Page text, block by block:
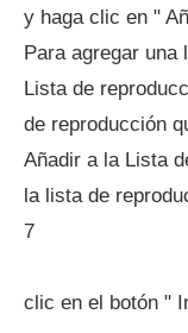
y haga clic en "
Para agregar una
Lista de
de reproducción
Añadir a la Lista
la lista de
7
clic en el botón "